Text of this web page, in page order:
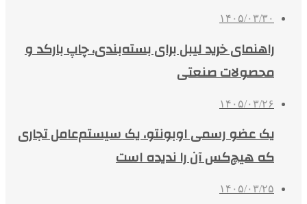
۱۴۰۵/۰۳/۳۰
راهنمای خرید لیبل برای بسته‌بندی، چاپ بارکد و
محصولات صنعتی
۱۴۰۵/۰۳/۲۶
یک عضو رسمی اوبونتو، یک سیستم‌عامل تجاری
که هیچ‌کس آن را ندیده است
۱۴۰۵/۰۳/۲۵